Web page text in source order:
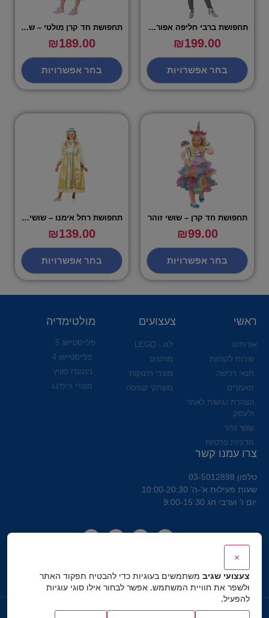
תחפושת ברבי חליפה אפור ורוד – שושי זוהר
₪199.00
בחר אפשרויות
תחפושת חד קרן מולטי – שושי זוהר
₪189.00
בחר אפשרויות
תחפושת חד קרן – שושי זוהר
₪99.00
בחר אפשרויות
תחפושת רחל אימנו – שושי זוהר
₪139.00
בחר אפשרויות
ראשי
אודותינו
שירות לקוחות
תנאי רכישה
מאמרים
הצהרת נגישות לאתר
ולעסק
שושי זוהר
מדיניות פרטיות
צעצועים
לגו - LEGO
מותגים
מוצרי תינוקות
משחקי קופסה
מולטימדיה
פלייסטיישן 5
פלייסטיישן 4
נינטנדו סוויץ
מוצרי גיימינג
צרו עמנו קשר
טלפון 03-5012898
שעות פעילות א’-ה’ 10:00-20:30
יום ו' וערבי חג 9:00-15:30
×
צעצועי שגיב משתמשים בעוגיות כדי להבטיח תפקוד האתר
ולשפר את חוויית המשתמש. אפשר לבחור אילו סוגי עוגיות
להפעיל.